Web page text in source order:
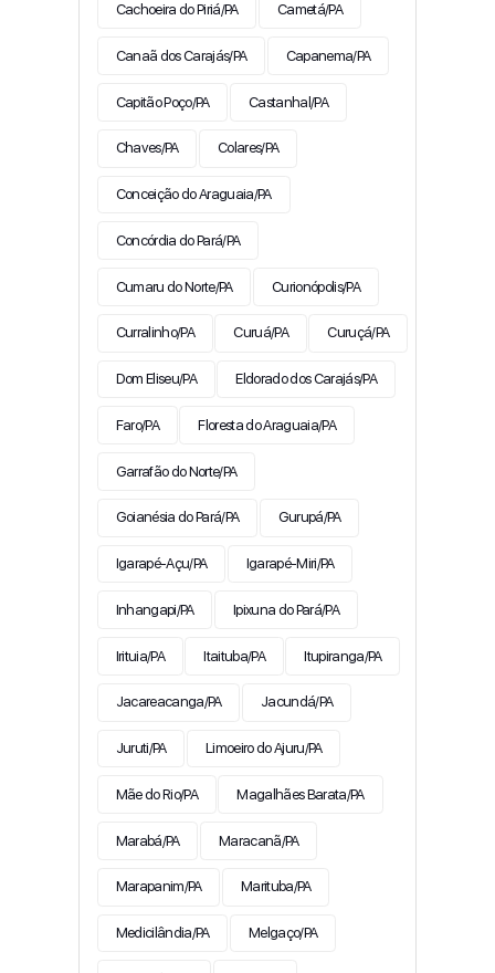
Cachoeira do Piriá/PA Cametá/PA
Canaã dos Carajás/PA Capanema/PA
Capitão Poço/PA Castanhal/PA
Chaves/PA Colares/PA
Conceição do Araguaia/PA
Concórdia do Pará/PA
Cumaru do Norte/PA Curionópolis/PA
Curralinho/PA Curuá/PA Curuçá/PA
Dom Eliseu/PA Eldorado dos Carajás/PA
Faro/PA Floresta do Araguaia/PA
Garrafão do Norte/PA
Goianésia do Pará/PA Gurupá/PA
Igarapé-Açu/PA Igarapé-Miri/PA
Inhangapi/PA Ipixuna do Pará/PA
Irituia/PA Itaituba/PA Itupiranga/PA
Jacareacanga/PA Jacundá/PA
Juruti/PA Limoeiro do Ajuru/PA
Mãe do Rio/PA Magalhães Barata/PA
Marabá/PA Maracanã/PA
Marapanim/PA Marituba/PA
Medicilândia/PA Melgaço/PA